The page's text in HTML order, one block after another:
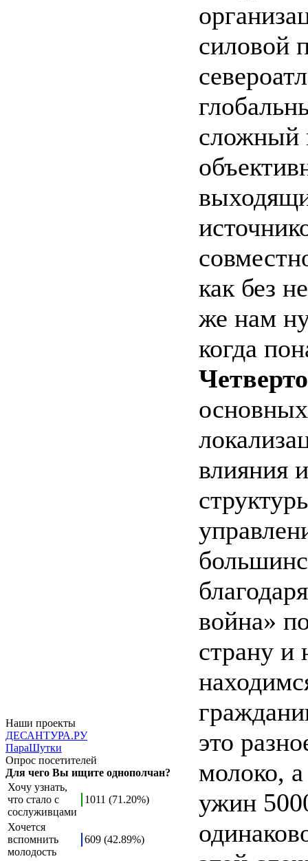
Наши проекты
ДЕСАНТУРА.РУ
ПараШутки
Опрос посетителей
Для чего Вы ищите однополчан?
Хочу узнать,
что стало с
сослуживцами
1011 (71.20%)
Хочется
вспомнить
молодость
609 (42.89%)
силовой
сложный
как без
же нам
когда
влияния
война»
страну и
это
молоко,
ужин